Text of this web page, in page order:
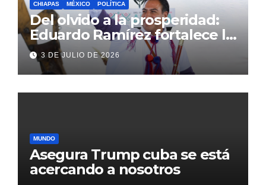
CHIAPAS MÉXICO POLÍTICA
Del olvido a la prosperidad:
Eduardo Ramírez fortalece la
transformación de Aldama
con inversión histórica
3 DE JULIO DE 2026
MUNDO
Asegura Trump cuba se está
acercando a nosotros